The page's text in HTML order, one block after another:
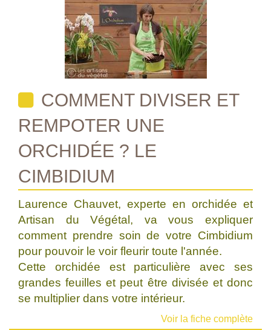
COMMENT DIVISER ET
REMPOTER UNE
ORCHIDÉE ? LE
CIMBIDIUM
Laurence Chauvet, experte en orchidée et
Artisan du Végétal, va vous expliquer
comment prendre soin de votre Cimbidium
pour pouvoir le voir fleurir toute l'année.
Cette orchidée est particulière avec ses
grandes feuilles et peut être divisée et donc
se multiplier dans votre intérieur.
Voir la fiche complète